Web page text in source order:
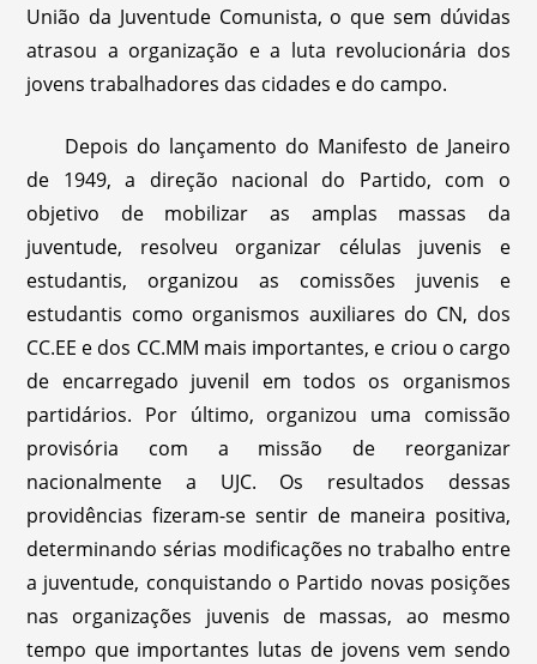
União da Juventude Comunista, o que sem dúvidas
atrasou a organização e a luta revolucionária dos
jovens trabalhadores das cidades e do campo.
Depois do lançamento do Manifesto de Janeiro
de 1949, a direção nacional do Partido, com o
objetivo de mobilizar as amplas massas da
juventude, resolveu organizar células juvenis e
estudantis, organizou as comissões juvenis e
estudantis como organismos auxiliares do CN, dos
CC.EE e dos CC.MM mais importantes, e criou o cargo
de encarregado juvenil em todos os organismos
partidários. Por último, organizou uma comissão
provisória com a missão de reorganizar
nacionalmente a UJC. Os resultados dessas
providências fizeram-se sentir de maneira positiva,
determinando sérias modificações no trabalho entre
a juventude, conquistando o Partido novas posições
nas organizações juvenis de massas, ao mesmo
tempo que importantes lutas de jovens vem sendo